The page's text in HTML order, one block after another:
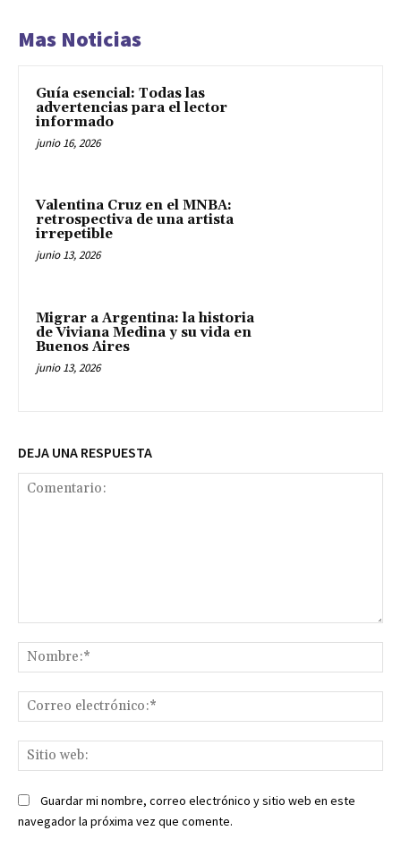
Mas Noticias
Guía esencial: Todas las
advertencias para el lector
informado
junio 16, 2026
Valentina Cruz en el MNBA:
retrospectiva de una artista
irrepetible
junio 13, 2026
Migrar a Argentina: la historia
de Viviana Medina y su vida en
Buenos Aires
junio 13, 2026
DEJA UNA RESPUESTA
Guardar mi nombre, correo electrónico y sitio web en este
navegador la próxima vez que comente.